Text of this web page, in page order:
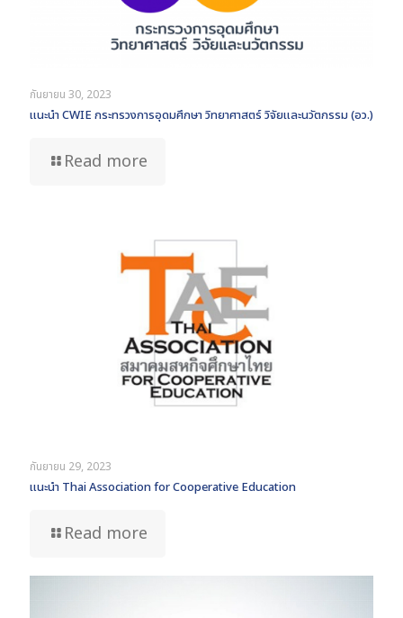
กันยายน 30, 2023
แนะนำ CWIE กระทรวงการอุดมศึกษา วิทยาศาสตร์ วิจัยและนวัตกรรม (อว.)
Read more
กันยายน 29, 2023
แนะนำ Thai Association for Cooperative Education
Read more